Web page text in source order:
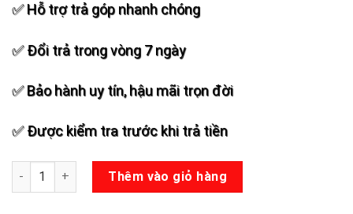
✅ Hỗ trợ trả góp nhanh chóng
✅ Đổi trả trong vòng 7 ngày
✅ Bảo hành uy tín, hậu mãi trọn đời
✅ Được kiểm tra trước khi trả tiền
Loa kéo ACNOS CB403G số lượng
Thêm vào giỏ hàng